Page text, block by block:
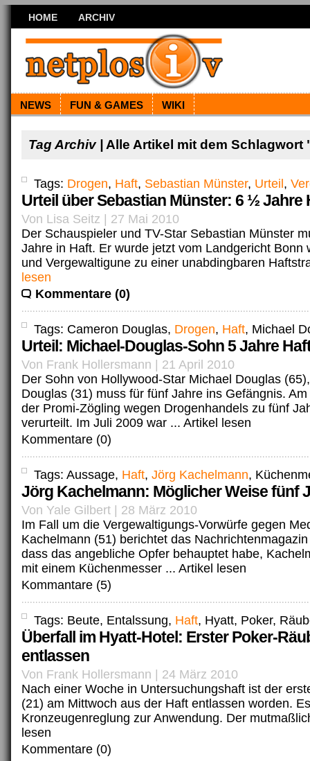
HOME ARCHIV
NEWS FUN & GAMES WIKI
Tag Archiv | Alle Artikel mit dem Schlagwort
Tags: Drogen, Haft, Sebastian Münster, Urteil ,
Urteil über Sebastian Münster: 6 ½ Jahre
Von Lisa Seitz | 27 Mai 2010
Der Schauspieler und TV-Star Sebastian Münster
Jahre in Haft. Er wurde jetzt vom Landgericht Bonn
und Vergewaltigune zu einer unabdingbaren
lesen
Kommentare (0)
Tags: Cameron Douglas, Drogen, Haft, Michael
Urteil: Michael-Douglas-Sohn 5 Jahre
Von Frank Hollersmann | 21 April 2010
Der Sohn von Hollywood-Star Michael Douglas
Douglas (31) muss für fünf Jahre ins Gefängnis.
der Promi-Zögling wegen Drogenhandels zu fünf
verurteilt. Im Juli 2009 war ... Artikel lesen
Kommentare (0)
Tags: Aussage, Haft, Jörg Kachelmann,
Jörg Kachelmann: Möglicher Weise fünf
Von Yale Gilbert | 28 März 2010
Im Fall um die Vergewaltigungs-Vorwürfe gegen
Kachelmann (51) berichtet das Nachrichtenmagazin
dass das angebliche Opfer behauptet habe,
mit einem Küchenmesser ... Artikel lesen
Kommantare (5)
Tags: Beute, Entalssung, Haft, Hyatt, Poker,
Überfall im Hyatt-Hotel: Erster Poker-
entlassen
Von Frank Hollersmann | 24 März 2010
Nach einer Woche in Untersuchungshaft ist der
(21) am Mittwoch aus der Haft entlassen worden.
Kronzeugenreglung zur Anwendung. Der
lesen
Kommentare (0)